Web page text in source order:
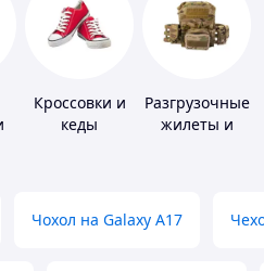
Кроссовки и
кеды
Разгрузочные
жилеты и
Чохол на Galaxy A17